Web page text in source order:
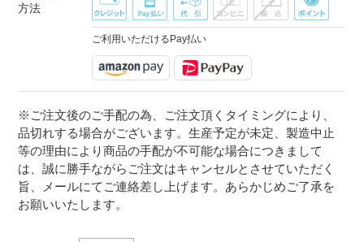
方法
ご利用いただけるPay払い
※ご注文後のご手配の為、ご注文頂くタイミングにより、
品切れする場合がございます。生産予定が未定、製造中止
等の理由により商品の手配が不可能な場合につきまして
は、誠に勝手ながらご注文はキャンセルとさせていただく
旨、メールにてご連絡差し上げます。あらかじめご了承を
お願いいたします。